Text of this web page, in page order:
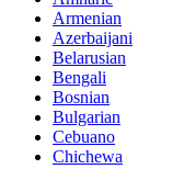
Armenian
Azerbaijani
Belarusian
Bengali
Bosnian
Bulgarian
Cebuano
Chichewa